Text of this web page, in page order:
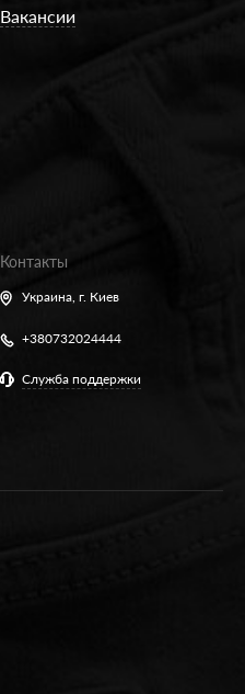
Вакансии
Контакты
Украина, г. Киев
+380732024444
Служба поддержки